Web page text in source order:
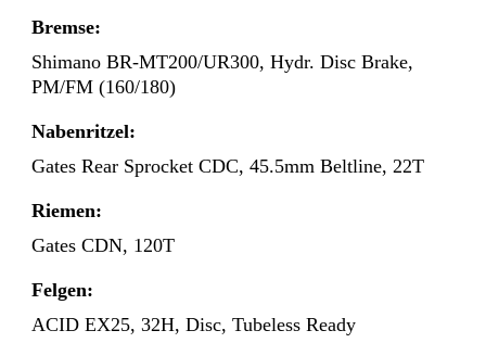
Bremse:
Shimano BR-MT200/UR300, Hydr. Disc Brake,
PM/FM (160/180)
Nabenritzel:
Gates Rear Sprocket CDC, 45.5mm Beltline, 22T
Riemen:
Gates CDN, 120T
Felgen:
ACID EX25, 32H, Disc, Tubeless Ready